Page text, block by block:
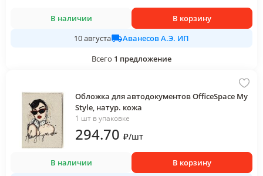
В наличии
В корзину
10 августа
Аванесов А.Э. ИП
Всего 1 предложение
Обложка для автодокументов OfficeSpace My
Style, натур. кожа
1 шт в упаковке
294.70 ₽/шт
В наличии
В корзину